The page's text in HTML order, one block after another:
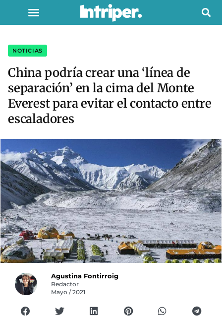
NOTICIAS
China podría crear una ‘línea de
separación’ en la cima del Monte
Everest para evitar el contacto entre
escaladores
Agustina Fontirroig
Redactor
Mayo / 2021